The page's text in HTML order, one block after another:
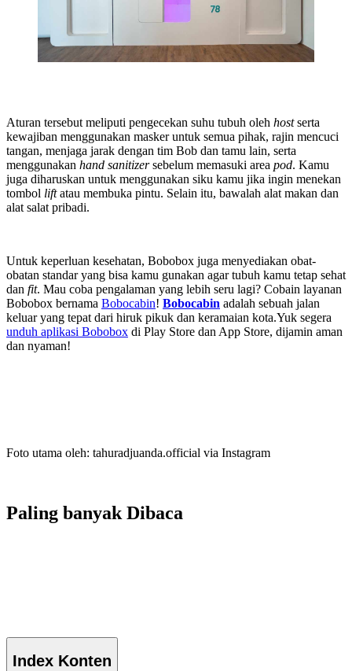
Aturan tersebut meliputi pengecekan suhu tubuh oleh hostserta
kewajiban menggunakan masker untuk semua pihak, rajin mencuci
tangan, menjaga jarak dengan tim Bob dan tamu lain, serta
menggunakan hand sanitizersebelum memasuki area pod. Kamu
juga diharuskan untuk menggunakan siku kamu jika ingin menekan
tombol liftatau membuka pintu. Selain itu, bawalah alat makan dan
alat salat pribadi.
Untuk keperluan kesehatan, Bobobox juga menyediakan obat-
obatan standar yang bisa kamu gunakan agar tubuh kamu tetap sehat
dan fit. Mau coba pengalaman yang lebih seru lagi? Cobain layanan
Bobobox bernama Bobocabin! Bobocabin adalah sebuah jalan
keluar yang tepat dari hiruk pikuk dan keramaian kota.Yuk segera
unduh aplikasi Bobobox di Play Store dan App Store, dijamin aman
dan nyaman!
Foto utama oleh: tahuradjuanda.official via Instagram
Paling banyak Dibaca
Index Konten